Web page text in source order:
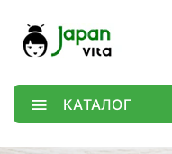
КАТАЛОГ